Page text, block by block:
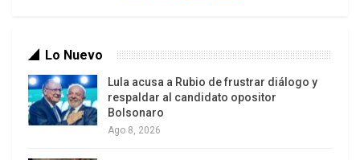
Un reportaje divulgado el 13 de mayo reveló las
íntimas relaciones del precandidato presidencial
Flavio Bolsonaro, hijo del ultraderechista
expresidente Jair Bolsonaro, con el banquero
Lo Nuevo
Lula acusa a Rubio de frustrar diálogo y
respaldar al candidato opositor
Bolsonaro
Ago 8, 2026